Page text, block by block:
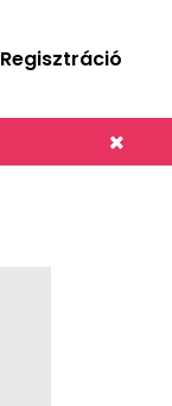
Regisztráció